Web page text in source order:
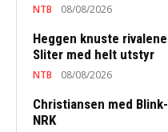
NTB 08/08/2026
Heggen knuste
Sliter med helt utstyr
NTB 08/08/2026
Christiansen med
NRK